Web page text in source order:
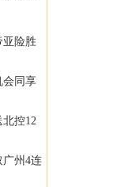
亚险胜
会同享
控12
广州4连